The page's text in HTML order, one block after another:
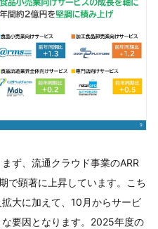
ず、流通クラウド事業のARR
で顕著に上昇しています。こち
大に加えて、10月からサービ
要因となります。2025年度の